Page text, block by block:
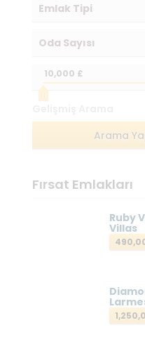
Emlak Tipi
Oda Sayısı
10,000 £
Fırsat Emlakları
Ruby
Villas